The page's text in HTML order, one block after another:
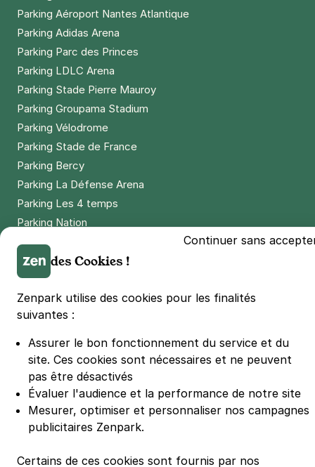
Parking Aéroport Nantes Atlantique
Parking Adidas Arena
Parking Parc des Princes
Parking LDLC Arena
Parking Stade Pierre Mauroy
Parking Groupama Stadium
Parking Vélodrome
Parking Stade de France
Parking Bercy
Parking La Défense Arena
Parking Les 4 temps
Parking Nation
Parking Porte de Versailles
Parking Lille Grand Palais
Parking Euralille
Parking Casino Barrière Lille
🌍 Passer de 130 à 110 km/h sur autoroute réduit votre
consommation de 20%
#SeDéplacerMoinsPolluer
© Zenpark 2012 - 2026 - Tous droits réservés - Fabriqué avec soin à
Rennes et Paris
Continuer sans
des Cookies !
Zenpark utilise des cookies pour les finalités
suivantes :
Assurer le bon fonctionnement du service et du
site. Ces cookies sont nécessaires et ne peuvent
pas être désactivés
Évaluer l'audience et la performance de notre site
Mesurer, optimiser et personnaliser nos campagnes
publicitaires Zenpark.
Certains de ces cookies sont fournis par nos